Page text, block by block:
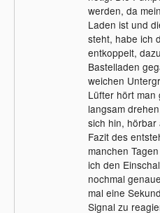
werden, da
Laden ist und
steht, habe ich
entkoppelt,
Bastelladen
weichen
Lüfter hört man
langsam
sich hin, hörbar
Fazit des
manchen
ich den
nochmal
mal eine
Signal zu